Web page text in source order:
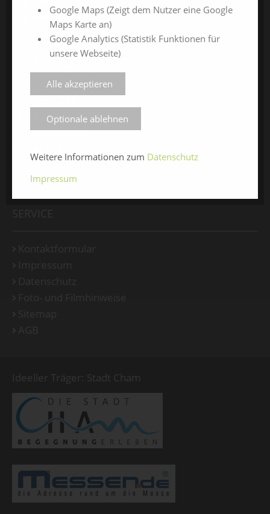
ChamlandCareer24
Messe-News
Medienspiegel
Ideeller Träger: Stadt Cham
Google Maps (Zeigt dem Nutzer eine Google
Maps Karte an)
Google Analytics (Statistik Funktionen für
unsere Webseite)
Alle akzeptieren
Optionale ablehnen
Weitere Informationen zum Datenschutz
Impressum